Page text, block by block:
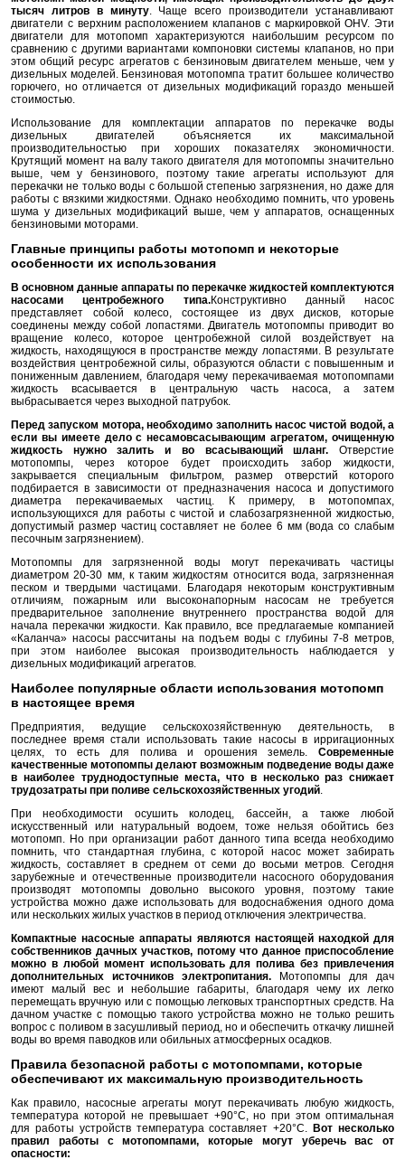
тысяч литров в минуту. Чаще всего производители устанавливают
двигатели с верхним расположением клапанов с маркировкой OHV. Эти
двигатели для мотопомп характеризуются наибольшим ресурсом по
сравнению с другими вариантами компоновки системы клапанов, но при
этом общий ресурс агрегатов с бензиновым двигателем меньше, чем у
дизельных моделей. Бензиновая мотопомпа тратит большее количество
горючего, но отличается от дизельных модификаций гораздо меньшей
стоимостью.
Использование для комплектации аппаратов по перекачке воды
дизельных двигателей объясняется их максимальной
производительностью при хороших показателях экономичности.
Крутящий момент на валу такого двигателя для мотопомпы значительно
выше, чем у бензинового, поэтому такие агрегаты используют для
перекачки не только воды с большой степенью загрязнения, но даже для
работы с вязкими жидкостями. Однако необходимо помнить, что уровень
шума у дизельных модификаций выше, чем у аппаратов, оснащенных
бензиновыми моторами.
Главные принципы работы мотопомп и некоторые
особенности их использования
В основном данные аппараты по перекачке жидкостей комплектуются
насосами центробежного типа.Конструктивно данный насос
представляет собой колесо, состоящее из двух дисков, которые
соединены между собой лопастями. Двигатель мотопомпы приводит во
вращение колесо, которое центробежной силой воздействует на
жидкость, находящуюся в пространстве между лопастями. В результате
воздействия центробежной силы, образуются области с повышенным и
пониженным давлением, благодаря чему перекачиваемая мотопомпами
жидкость всасывается в центральную часть насоса, а затем
выбрасывается через выходной патрубок.
Перед запуском мотора, необходимо заполнить насос чистой водой, а
если вы имеете дело с несамовсасывающим агрегатом, очищенную
жидкость нужно залить и во всасывающий шланг. Отверстие
мотопомпы, через которое будет происходить забор жидкости,
закрывается специальным фильтром, размер отверстий которого
подбирается в зависимости от предназначения насоса и допустимого
диаметра перекачиваемых частиц. К примеру, в мотопомпах,
использующихся для работы с чистой и слабозагрязненной жидкостью,
допустимый размер частиц составляет не более 6 мм (вода со слабым
песочным загрязнением).
Мотопомпы для загрязненной воды могут перекачивать частицы
диаметром 20-30 мм, к таким жидкостям относится вода, загрязненная
песком и твердыми частицами. Благодаря некоторым конструктивным
отличиям, пожарным или высоконапорным насосам не требуется
предварительное заполнение внутреннего пространства водой для
начала перекачки жидкости. Как правило, все предлагаемые компанией
«Каланча» насосы рассчитаны на подъем воды с глубины 7-8 метров,
при этом наиболее высокая производительность наблюдается у
дизельных модификаций агрегатов.
Наиболее популярные области использования мотопомп
в настоящее время
Предприятия, ведущие сельскохозяйственную деятельность, в
последнее время стали использовать такие насосы в ирригационных
целях, то есть для полива и орошения земель. Современные
качественные мотопомпы делают возможным подведение воды даже
в наиболее труднодоступные места, что в несколько раз снижает
трудозатраты при поливе сельскохозяйственных угодий
При необходимости осушить колодец, бассейн, а также любой
искусственный или натуральный водоем, тоже нельзя обойтись без
мотопомп. Но при организации работ данного типа всегда необходимо
помнить, что стандартная глубина, с которой насос может забирать
жидкость, составляет в среднем от семи до восьми метров. Сегодня
зарубежные и отечественные производители насосного оборудования
производят мотопомпы довольно высокого уровня, поэтому такие
устройства можно даже использовать для водоснабжения одного дома
или нескольких жилых участков в период отключения электричества.
Компактные насосные аппараты являются настоящей находкой для
собственников дачных участков, потому что данное приспособление
можно в любой момент использовать для полива без привлечения
дополнительных источников электропитания. Мотопомпы для дач
имеют малый вес и небольшие габариты, благодаря чему их легко
перемещать вручную или с помощью легковых транспортных средств. На
дачном участке с помощью такого устройства можно не только решить
вопрос с поливом в засушливый период, но и обеспечить откачку лишней
воды во время паводков или обильных атмосферных осадков.
Правила безопасной работы с мотопомпами, которые
обеспечивают их максимальную производительность
Как правило, насосные агрегаты могут перекачивать любую жидкость,
температура которой не превышает +90°С, но при этом оптимальная
для работы устройств температура составляет +20°С.Вот несколько
правил работы с мотопомпами, которые могут уберечь вас от
опасности: